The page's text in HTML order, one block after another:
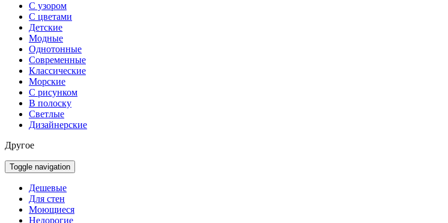
С узором
С цветами
Детские
Модные
Однотонные
Современные
Классические
Морские
С рисунком
В полоску
Светлые
Дизайнерские
Другое
Toggle navigation
Дешевые
Для стен
Моющиеся
Недорогие